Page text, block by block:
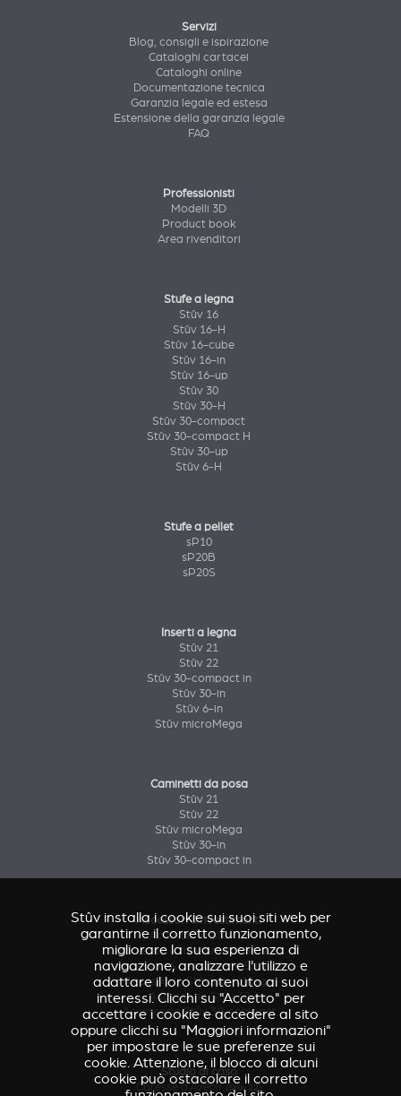
Servizi
Blog, consigli e ispirazione
Cataloghi cartacei
Cataloghi online
Documentazione tecnica
Garanzia legale ed estesa
Estensione della garanzia legale
FAQ
Professionisti
Modelli 3D
Product book
Area rivenditori
Stufe a legna
Stûv 16
Stûv 16-H
Stûv 16-cube
Stûv 16-in
Stûv 16-up
Stûv 30
Stûv 30-H
Stûv 30-compact
Stûv 30-compact H
Stûv 30-up
Stûv 6-H
Stufe a pellet
sP10
sP20B
sP20S
Inserti a legna
Stûv 21
Stûv 22
Stûv 30-compact in
Stûv 30-in
Stûv 6-in
Stûv microMega
Caminetti da posa
Stûv 21
Stûv 22
Stûv microMega
Stûv 30-in
Stûv 30-compact in
Accessori & rivestimenti
Accessorio Stûv 16
Accessori & rivestimenti Stûv 21
Accessori & rivestimenti Stûv 22
Accessorio Stûv microMega
Accessorio Stûv 30
Accessorio Stûv 30-compact
Studio di caso
Caresse d'Avenir
Stûv installa i cookie sui suoi siti web per
garantirne il corretto funzionamento,
migliorare la sua esperienza di
navigazione, analizzare l'utilizzo e
adattare il loro contenuto ai suoi
interessi. Clicchi su "Accetto" per
accettare i cookie e accedere al sito
oppure clicchi su "Maggiori informazioni"
per impostare le sue preferenze sui
cookie. Attenzione, il blocco di alcuni
cookie può ostacolare il corretto